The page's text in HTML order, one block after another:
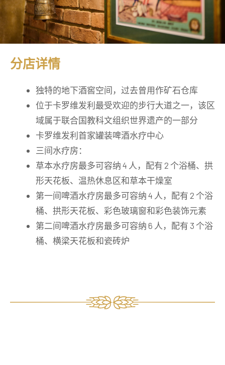
分店详情
独特的地下酒窖空间，过去曾用作矿石仓库
位于卡罗维发利最受欢迎的步行大道之一，该区
域属于联合国教科文组织世界遗产的一部分
卡罗维发利首家罐装啤酒水疗中心
三间水疗房：
草本水疗房最多可容纳 4 人，配有 2 个浴桶、拱
形天花板、温热休息区和草本干燥室
第一间啤酒水疗房最多可容纳 4 人，配有 2 个浴
桶、拱形天花板、彩色玻璃窗和彩色装饰元素
第二间啤酒水疗房最多可容纳 6 人，配有 3 个浴
桶、横梁天花板和瓷砖炉